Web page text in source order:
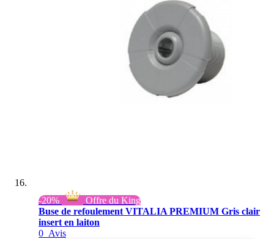
-20%
Offre du King
Buse de refoulement VITALIA PREMIUM Gris clair
insert en laiton
0 Avis